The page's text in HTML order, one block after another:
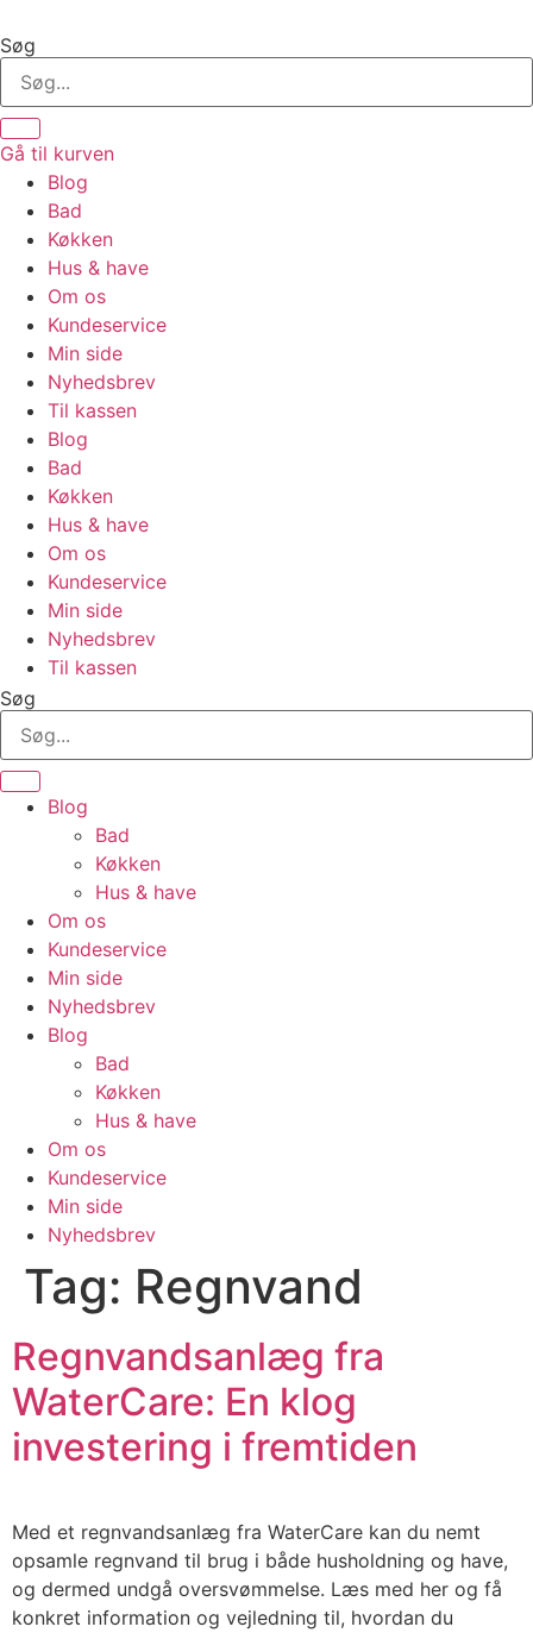
til
indhold
Søg
Gå til kurven
Blog
Bad
Køkken
Hus & have
Om os
Kundeservice
Min side
Nyhedsbrev
Til kassen
Blog
Bad
Køkken
Hus & have
Om os
Kundeservice
Min side
Nyhedsbrev
Til kassen
Søg
Blog
Bad
Køkken
Hus & have
Om os
Kundeservice
Min side
Nyhedsbrev
Blog
Bad
Køkken
Hus & have
Om os
Kundeservice
Min side
Nyhedsbrev
Tag: Regnvand
Regnvandsanlæg fra
WaterCare: En klog
investering i fremtiden
Med et regnvandsanlæg fra WaterCare kan du nemt
opsamle regnvand til brug i både husholdning og have,
og dermed undgå oversvømmelse. Læs med her og få
konkret information og vejledning til, hvordan du